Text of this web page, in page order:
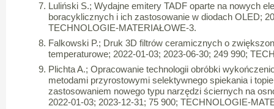
Luliński S.; Wydajne emitery TADF oparte na nowych
boracyklicznych i ich zastosowanie w diodach OLED;
TECHNOLOGIE-MATERIAŁOWE-3.
Falkowski P.; Druk 3D filtrów ceramicznych o
temperaturowe; 2022-01-03; 2023-06-30; 249 990;
Plichta A.; Opracowanie technologii obróbki
metodami przyrostowymi selektywnego spiekania i
zastosowaniem nowego typu narzędzi ściernych na
2022-01-03; 2023-12-31; 75 900; TECHNOLOGIE-